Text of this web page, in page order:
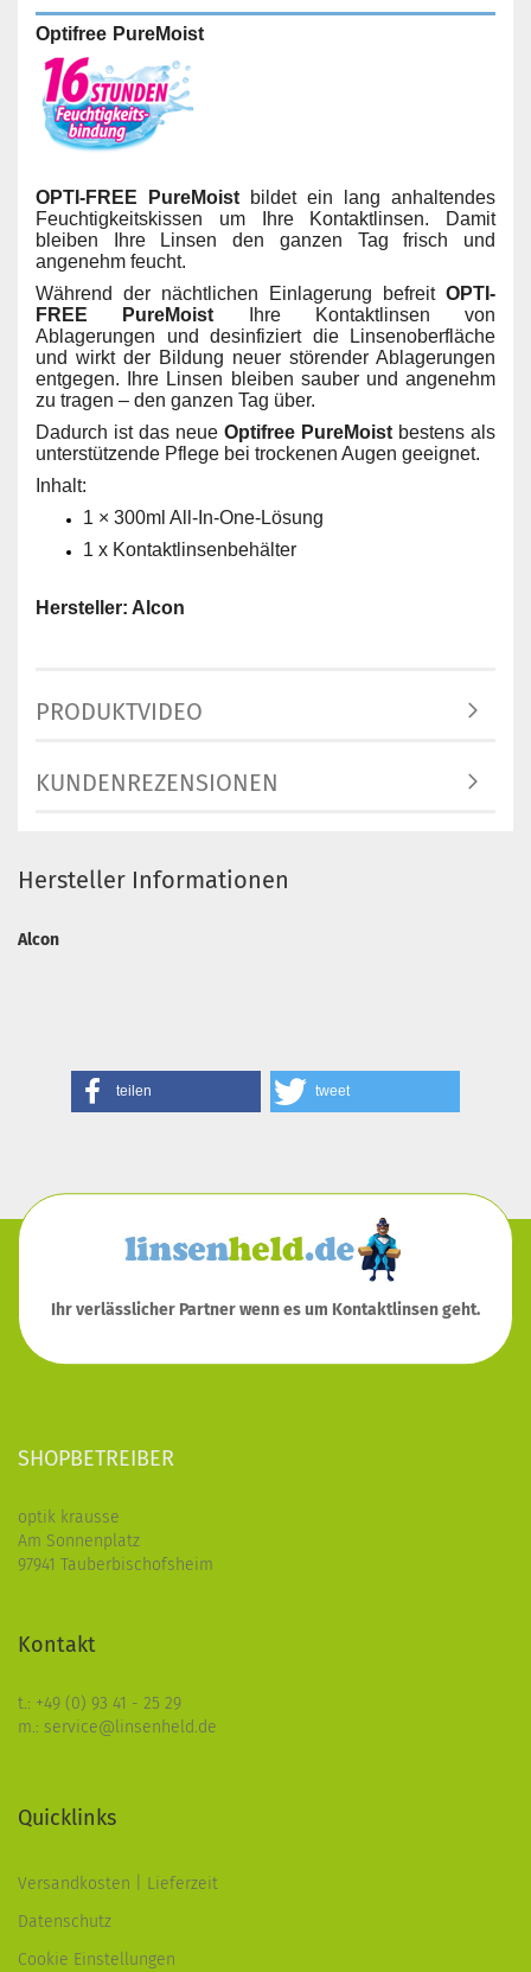
Optifree PureMoist
OPTI -FREE PureMoist bildet ein lang anhaltendes
Feuchtigkeitskissen um Ihre Kontaktlinsen. Damit
bleiben Ihre Linsen den ganzen Tag frisch und
angenehm feucht.
Während der nächtlichen Einlagerung befreit OPTI -
FREE
PureMoist Ihre Kontaktlinsen von
Ablagerungen und desinfiziert die Linsenoberfläche
und wirkt der Bildung neuer störender Ablagerungen
entgegen. Ihre Linsen bleiben sauber und angenehm
zu tragen – den ganzen Tag über.
Dadurch ist das neue Optifree PureMoist bestens als
unterstützende Pflege bei trockenen Augen geeignet.
Inhalt:
1 × 300ml All-In-One-Lösung
1 x Kontaktlinsenbehälter
Hersteller: Alcon
PRODUKTVIDEO
KUNDENREZENSIONEN
Hersteller Informationen
Alcon
teilen tweet
Ihr verlässlicher Partner wenn es um Kontaktlinsen geht.
SHOPBETREIBER
optik krausse
Am Sonnenplatz
97941 Tauberbischofsheim
Kontakt
t.: +49 (0) 93 41 - 25 29
m.: service@linsenheld.de
Quicklinks
Versandkosten | Lieferzeit
Datenschutz
Cookie Einstellungen